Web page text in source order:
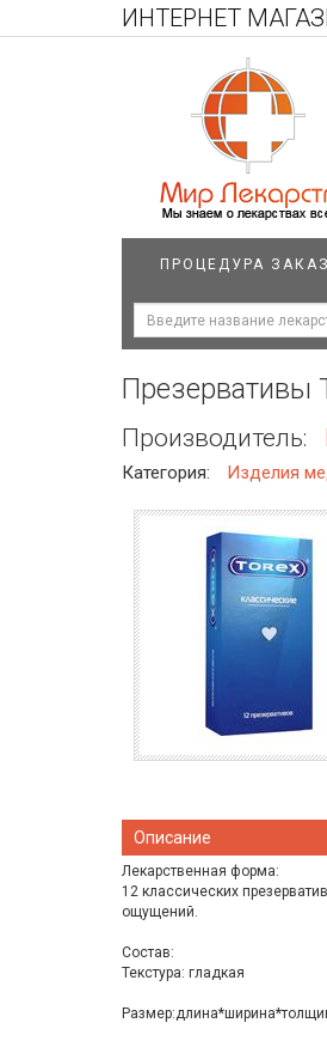
ИНТЕРНЕТ
ПРОЦЕДУРА
Презервативы
Производитель:
Категория: Изделия
Описание
Лекарственная форма:
12 классических
ощущений.
Состав:
Текстура: гладкая